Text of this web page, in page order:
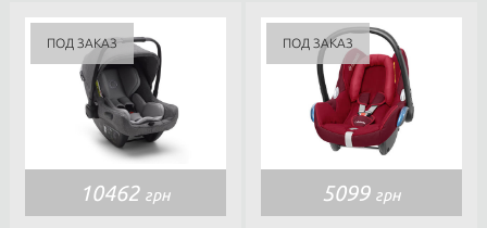
10462 грн 5099 грн